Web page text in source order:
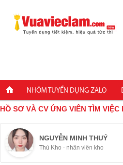
NHÓM TUYỂN DỤNG ZALO
HỒ SƠ VÀ CV ỨNG VIÊN TÌM VIỆC
NGUYỄN MINH THUÝ
Thủ Kho - nhân viên kho